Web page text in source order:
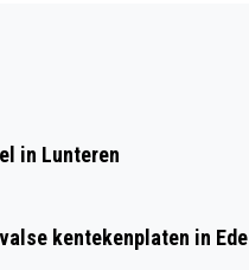
in Lunteren
kentekenplaten in Ede